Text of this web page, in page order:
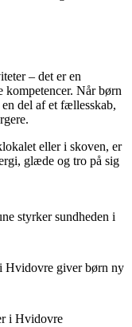
– det er en
kompetencer. Når børn
del af et fællesskab,
eller i skoven, er
glæde og tro på sig
styrker sundheden i
Hvidovre giver børn ny
i Hvidovre